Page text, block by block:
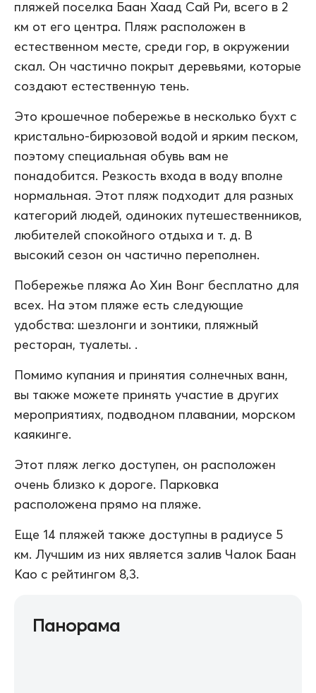
пляжей поселка Баан Хаад Сай Ри, всего в 2
км от его центра. Пляж расположен в
естественном месте, среди гор, в окружении
скал. Он частично покрыт деревьями, которые
создают естественную тень.
Это крошечное побережье в несколько бухт с
кристально-бирюзовой водой и ярким песком,
поэтому специальная обувь вам не
понадобится. Резкость входа в воду вполне
нормальная. Этот пляж подходит для разных
категорий людей, одиноких путешественников,
любителей спокойного отдыха и т. д. В
высокий сезон он частично переполнен.
Побережье пляжа Ао Хин Вонг бесплатно для
всех. На этом пляже есть следующие
удобства: шезлонги и зонтики, пляжный
ресторан, туалеты. .
Помимо купания и принятия солнечных ванн,
вы также можете принять участие в других
мероприятиях, подводном плавании, морском
каякинге.
Этот пляж легко доступен, он расположен
очень близко к дороге. Парковка
расположена прямо на пляже.
Еще 14 пляжей также доступны в радиусе 5
км. Лучшим из них является залив Чалок Баан
Као с рейтингом 8,3.
Панорама